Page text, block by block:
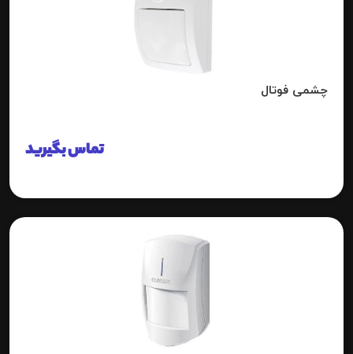
چشمی فوتال
تماس بگیرید